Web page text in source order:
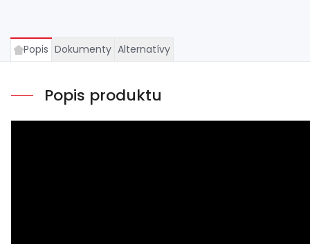
Popis Dokumenty Alternatívy
Popis produktu